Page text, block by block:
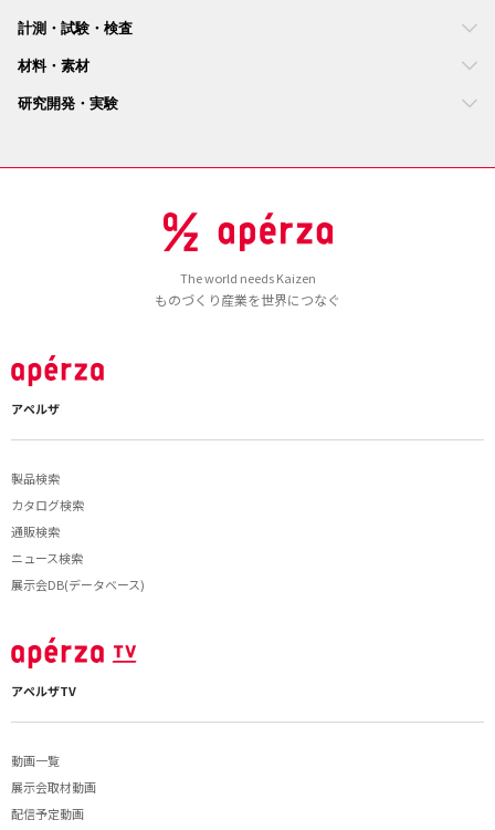
計測・試験・検査
材料・素材
研究開発・実験
The world needs Kaizen
ものづくり産業を世界につなぐ
アペルザ
製品検索
カタログ検索
通販検索
ニュース検索
展示会DB(データベース)
アペルザTV
動画一覧
展示会取材動画
配信予定動画